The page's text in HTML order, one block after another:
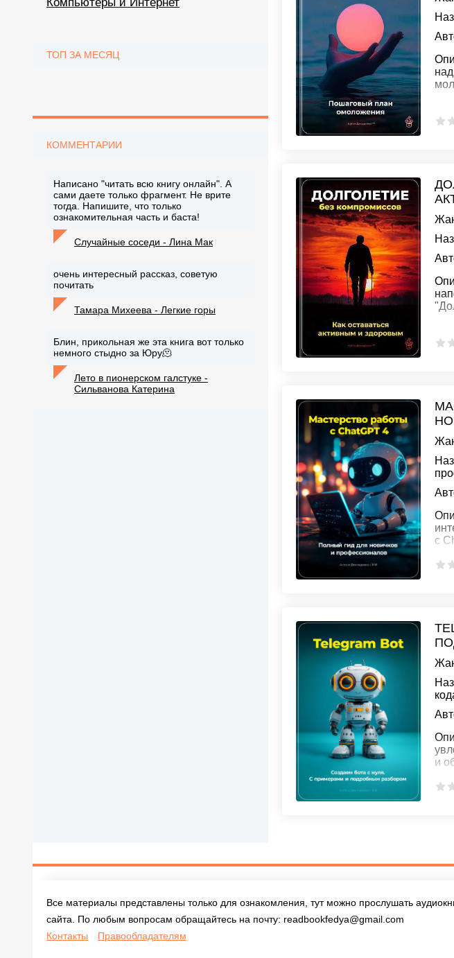
с
и
ТОП ЗА МЕСЯЦ
КОММЕНТАРИИ
Написано "читать всю книгу онлайн". А
сами даете только фрагмент. Не врите
тогда. Напишите, что только
ознакомительная часть и баста!
Случайные соседи - Лина Мак
очень интересный рассказ, советую
почитать
Тамара Михеева - Легкие горы
Блин, прикольная же эта книга вот только
немного стыдно за Юру🫠
Лето в пионерском галстуке -
Сильванова Катерина
Все материалы представлены только для ознакомления, тут можно прослушать
сайта. По любым вопросам обращайтесь на почту: readbookfedya@gmail.com
Контакты
Правообладателям